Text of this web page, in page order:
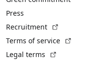
Press
Recruitment
Terms of service
Legal terms